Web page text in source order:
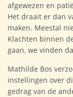
afgewezen en
Het draait er dan
maken. Meestal
Klachten binnen
gaan, we vinden
Mathilde Bos
instellingen over
gedrag van de